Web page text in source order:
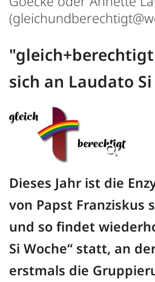
sich an Laudato
Dieses Jahr ist die
von Papst Franziskus
und so findet
Si Woche“ statt, an
erstmals die